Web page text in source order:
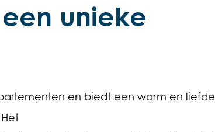
unieke
en biedt een warm en